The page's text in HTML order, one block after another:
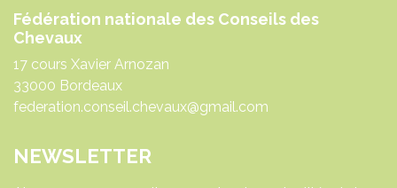
Fédération nationale des Conseils des
Chevaux
17 cours Xavier Arnozan
33000 Bordeaux
federation.conseil.chevaux@gmail.com
NEWSLETTER